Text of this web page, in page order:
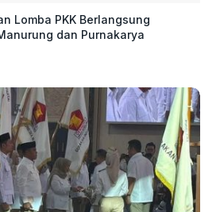
Lomba PKK Berlangsung
dan Purnakarya